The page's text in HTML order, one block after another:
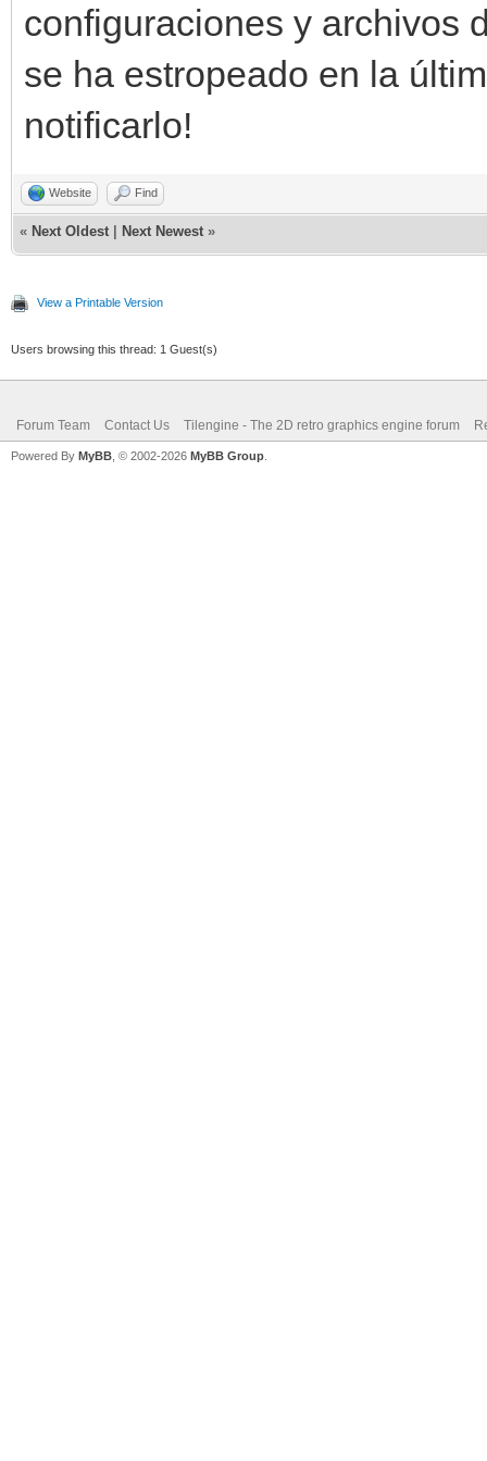
configuraciones y archivos
se ha estropeado en la
notificarlo!
Website Find
« Next Oldest Next Newest »
View a Printable Version
Users browsing this thread: 1 Guest(s)
Forum Team Contact Us Tilengine - The 2D retro graphics engine forum
Powered By MyBB , © 2002-2026 MyBB Group